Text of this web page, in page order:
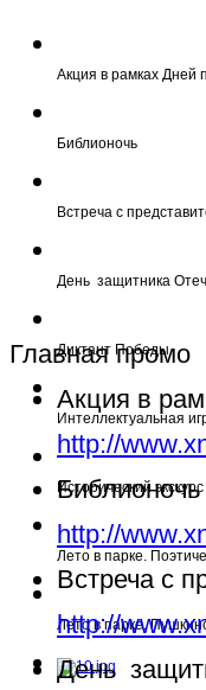
Акция в рамках Дней
Библионочь
Встреча с
День защитника
Диктант Победы
Интеллектуальная
Исторический
Лето в парке.
Лето в парке.
Главная промо
Акция в
http://
Библионочь
http://
Встреча с
http://
День